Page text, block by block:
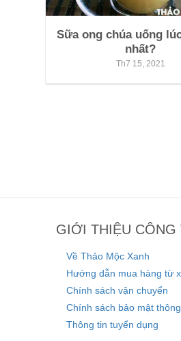
Sữa ong chúa uống
nhất?
Th7 15, 2021
GIỚI THIỆU CÔNG
Về Thảo Mộc Xanh
Hướng dẫn mua hàng từ
Chính sách vận chuyển
Chính sách bảo mật
Thông tin tuyển dụng